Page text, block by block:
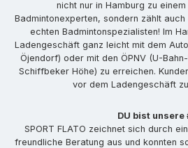
nicht nur in Hamburg zu
Badmintonexperten, sondern zählt
echten Badmintonspezialisten! Im
Ladengeschäft ganz leicht mit dem
Öjendorf) oder mit den ÖPNV (U-
Schiffbeker Höhe) zu erreichen.
vor dem Ladengeschäft
DU bist unsere
SPORT FLATO zeichnet sich durch
freundliche Beratung aus und konnten